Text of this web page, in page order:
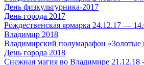
День физкультурника-2017
День города 2017
Рождественская ярмарка 24.12.17 —
Владимир 2018
Владимирский полумарафон «Золотые
День города 2018
Снежная магия во Владимире 21.12.18